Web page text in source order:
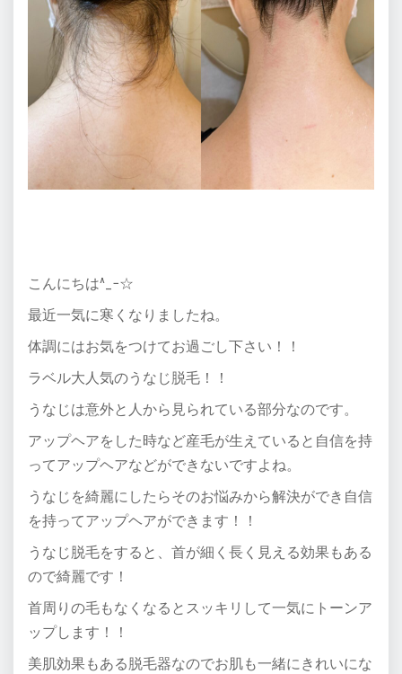
こんにちは^_−☆
最近一気に寒くなりましたね。
体調にはお気をつけてお過ごし下さい！！
ラベル大人気のうなじ脱毛！！
うなじは意外と人から見られている部分なのです。
アップヘアをした時など産毛が生えていると自信を持
ってアップヘアなどができないですよね。
うなじを綺麗にしたらそのお悩みから解決ができ自信
を持ってアップヘアができます！！
うなじ脱毛をすると、首が細く長く見える効果もある
ので綺麗です！
首周りの毛もなくなるとスッキリして一気にトーンア
ップします！！
美肌効果もある脱毛器なのでお肌も一緒にきれいにな